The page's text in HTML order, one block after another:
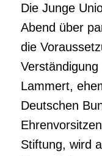
Die Junge
Abend über
die
Lammert,
Deutschen
Stiftung, wird